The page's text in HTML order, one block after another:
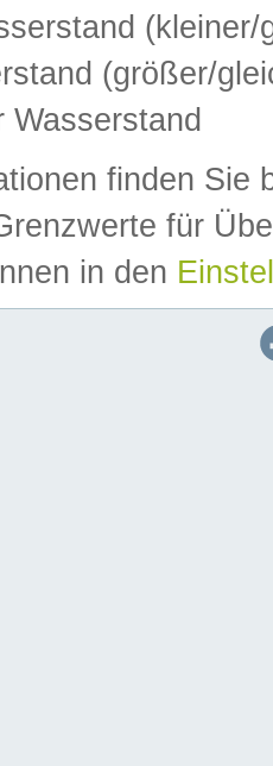
(kleiner/
(größer/
Wasserstand
finden Sie
für
in den